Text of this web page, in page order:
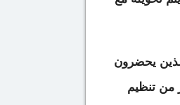
يحضرون
من تنظيم